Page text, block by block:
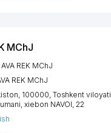
MChJ
AVA REK MChJ
REK MChJ
100000, Toshkent viloyati
xiеbon NAVOI , 22